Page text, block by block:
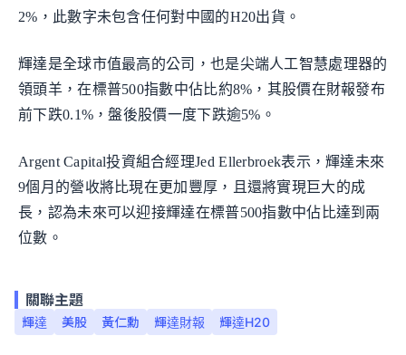
2%，此數字未包含任何對中國的H20出貨。
輝達是全球市值最高的公司，也是尖端人工智慧處理器的
領頭羊，在標普500指數中佔比約8%，其股價在財報發布
前下跌0.1%，盤後股價一度下跌逾5%。
Argent Capital投資組合經理Jed Ellerbroek表示，輝達未來
9個月的營收將比現在更加豐厚，且還將實現巨大的成
長，認為未來可以迎接輝達在標普500指數中佔比達到兩
位數。
關聯主題
輝達 美股 黃仁勳 輝達財報 輝達H20